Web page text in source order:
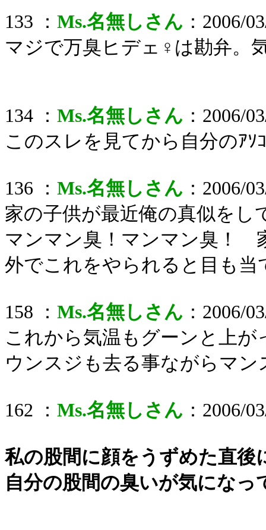
133 ： Ms.名無しさん ：2006/
マジで万臭ヒデェ♀は勘弁。
134 ： Ms.名無しさん ：2006/
このスレを見てから自分のｱ
136 ： Ms.名無しさん ：2006/
家の子供が最近俺の真似をし
マンマン臭！マンマン臭！
外でこれをやられると目も当
158 ： Ms.名無しさん ：2006/
これから気温もグーンと上
ウンスジも去る事ながらマ
162 ： Ms.名無しさん ：2006/
私の股間に顔をうずめた直
自分の股間の臭いが気になっ